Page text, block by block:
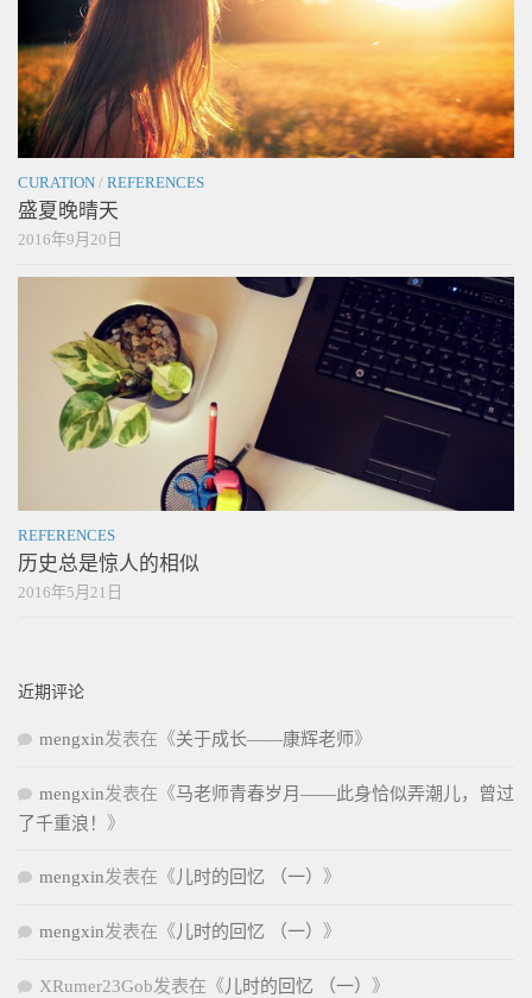
CURATION / REFERENCES
盛夏晚晴天
2016年9月20日
REFERENCES
历史总是惊人的相似
2016年5月21日
近期评论
mengxin发表在《关于成长——康辉老师》
mengxin发表在《马老师青春岁月——此身恰似弄潮儿，曾过
了千重浪！ 》
mengxin发表在《 儿时的回忆 （一） 》
mengxin发表在《 儿时的回忆 （一） 》
XRumer23Gob发表在《 儿时的回忆 （一） 》